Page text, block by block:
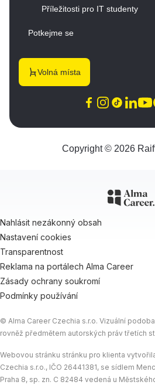
Příležitosti pro IT studenty
Potkejme se
Volná místa
Copyright © 2026
Nahlásit nezákonný obsah
Nastavení cookies
Transparentnost
Reklama na portálech Alma Career
Zásady ochrany soukromí
Podmínky používání
© Alma Career Czechia s.r.o. Vizuální
rovněž předmětem autorských práv třetích
Webovou stránku stránku pro klienta
Czechia s.r.o., IČO 26441381, se sídlem
Praha 8, sp. zn. C 82484 vedená u